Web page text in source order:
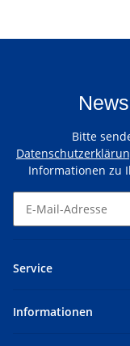
Bitte
Informationen zu
Service
Informationen